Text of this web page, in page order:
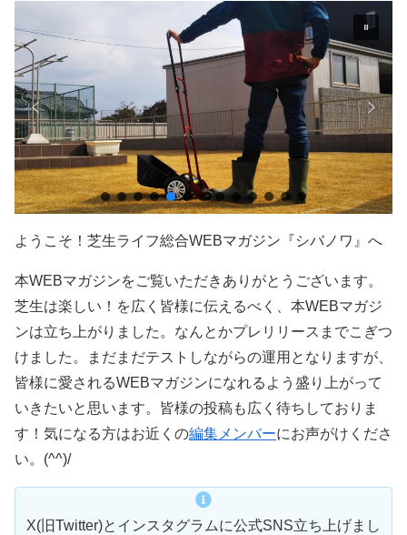
ようこそ！芝生ライフ総合WEBマガジン『シバノワ』へ
本WEBマガジンをご覧いただきありがとうございます。
芝生は楽しい！を広く皆様に伝えるべく、本WEBマガジ
ンは立ち上がりました。なんとかプレリリースまでこぎつ
けました。まだまだテストしながらの運用となりますが、
皆様に愛されるWEBマガジンになれるよう盛り上がって
いきたいと思います。皆様の投稿も広く待ちしておりま
す！気になる方はお近くの編集メンバーにお声がけくださ
い。(^^)/
X(旧Twitter)とインスタグラムに公式SNS立ち上げまし